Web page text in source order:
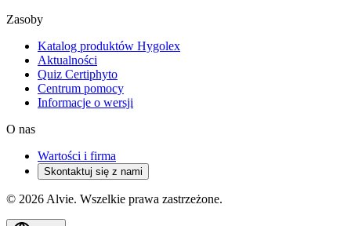
Zasoby
Katalog produktów Hygolex
Aktualności
Quiz Certiphyto
Centrum pomocy
Informacje o wersji
O nas
Wartości i firma
Skontaktuj się z nami
© 2026 Alvie. Wszelkie prawa zastrzeżone.